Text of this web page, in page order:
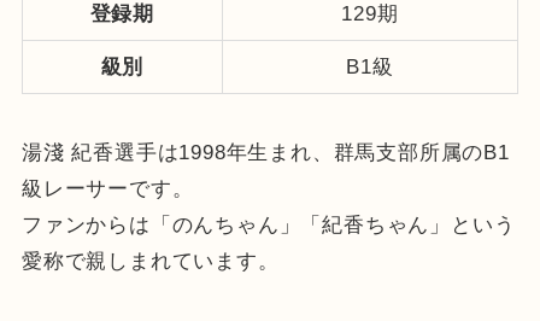
登録期 129期
級別 B1級
湯淺 紀香選手は1998年生まれ、群馬支部所属のB1
級レーサーです。
ファンからは「のんちゃん」「紀香ちゃん」という
愛称で親しまれています。